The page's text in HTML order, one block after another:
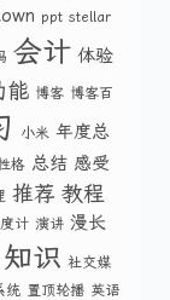
ppt stellar
会计 体验
能 博客 博客百
小米 年度总
格 总结 感受
推荐 教程
计 演讲 漫长
知识 社交媒
统 置顶轮播 英语